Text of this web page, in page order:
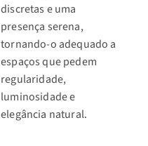
discretas e uma
presença serena,
tornando-o adequado a
espaços que pedem
regularidade,
luminosidade e
elegância natural.